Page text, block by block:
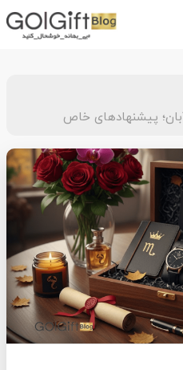
پیشنهادهای خاص